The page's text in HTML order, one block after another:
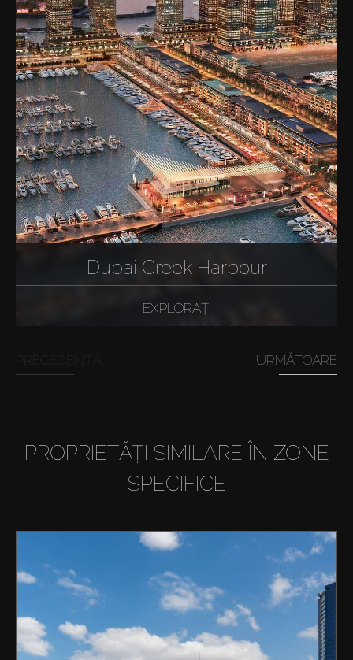
Cumpărați
Dubai Creek Harbour
EXPLORAȚI
URMĂTOARE
PROPRIETĂȚI SIMILARE ÎN ZONE
SPECIFICE